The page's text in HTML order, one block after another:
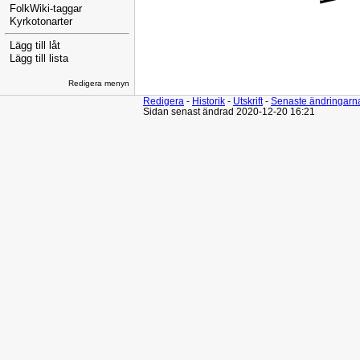
FolkWiki-taggar
Kyrkotonarter
Lägg till låt
Lägg till lista
Redigera menyn
Redigera - Historik - Utskrift- Senaste
Sidan senast ändrad 2020-12-20 16:21